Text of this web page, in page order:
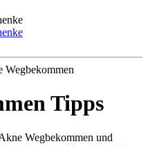
Wegbekommen
Tipps
Wegbekommen und